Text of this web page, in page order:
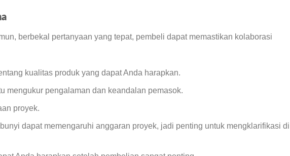
berbekal pertanyaan yang tepat, pembeli dapat memastikan kolaborasi
kualitas produk yang dapat Anda harapkan.
mengukur pengalaman dan keandalan pemasok.
proyek.
dapat memengaruhi anggaran proyek, jadi penting untuk mengklarifikasi di